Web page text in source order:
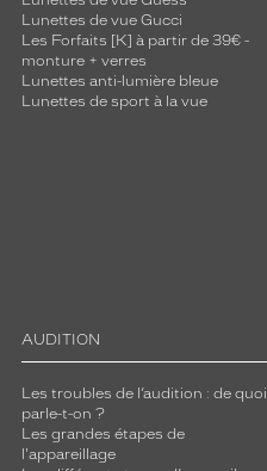
Lunettes de vue Gucci
Les Forfaits [K] à partir de 39€ -
monture + verres
Lunettes anti-lumière bleue
Lunettes de sport à la vue
AUDITION
Les troubles de l’audition : de quoi
parle-t-on ?
Les grandes étapes de
l'appareillage